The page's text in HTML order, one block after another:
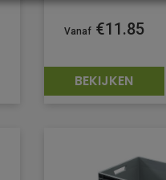
€11.85
BEKIJKEN